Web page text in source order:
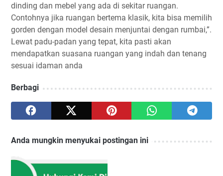
dinding dan mebel yang ada di sekitar ruangan.
Contohnya jika ruangan bertema klasik, kita bisa memilih
gorden dengan model desain menjuntai dengan rumbai,”.
Lewat padu-padan yang tepat, kita pasti akan
mendapatkan suasana ruangan yang indah dan tenang
sesuai idaman anda
Berbagi
Anda mungkin menyukai postingan ini